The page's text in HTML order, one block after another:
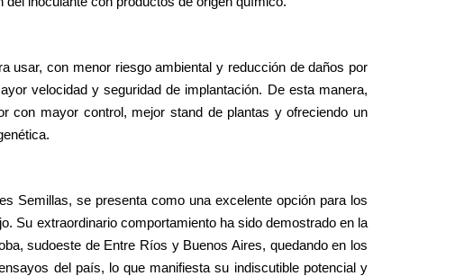
usar, con menor riesgo ambiental y reducción de daños por
velocidad y seguridad de implantación. De esta manera,
con mayor control, mejor stand de plantas y ofreciendo un
Semillas, se presenta como una excelente opción para los
Su extraordinario comportamiento ha sido demostrado en la
sudoeste de Entre Ríos y Buenos Aires, quedando en los
del país, lo que manifiesta su indiscutible potencial y